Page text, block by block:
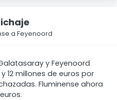
a Feyenoord
y Feyenoord
12 millones de euros por
Fluminense ahora